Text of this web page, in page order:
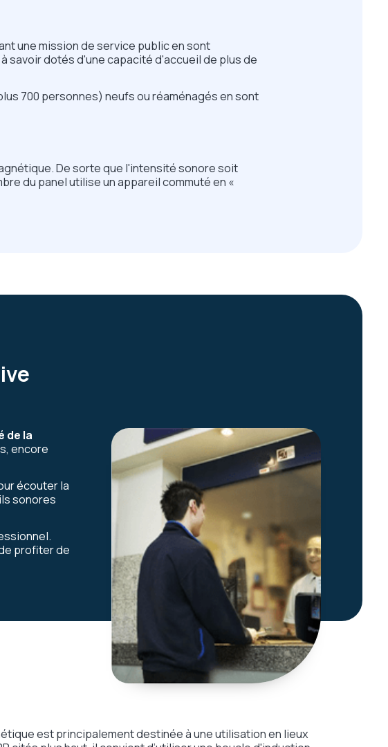
une mission de service public en sont
savoir dotés d'une capacité d'accueil de plus de
700 personnes) neufs ou réaménagés en sont
De sorte que l'intensité sonore soit
du panel utilise un appareil commuté en «
de la
encore
écouter la
sonores
profiter de
est principalement destinée à une utilisation en lieux